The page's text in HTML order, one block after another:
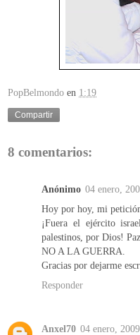
PopBelmondo en 1:19
Compartir
8 comentarios:
Anónimo 04 enero,
Hoy por hoy, mi
¡Fuera el ejército
palestinos, por Dios!
NO A LA GUERRA.
Gracias por dejarme
Responder
Anxel70 04 enero,